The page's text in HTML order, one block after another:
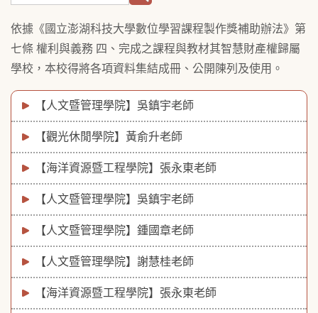
依據《國立澎湖科技大學數位學習課程製作獎補助辦法》第
七條 權利與義務 四、完成之課程與教材其智慧財產權歸屬
學校，本校得將各項資料集結成冊、公開陳列及使用。
【人文暨管理學院】吳鎮宇老師
【觀光休閒學院】黃俞升老師
【海洋資源暨工程學院】張永東老師
【人文暨管理學院】吳鎮宇老師
【人文暨管理學院】鍾國章老師
【人文暨管理學院】謝慧桂老師
【海洋資源暨工程學院】張永東老師